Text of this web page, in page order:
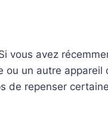
vous avez
ou un autre appareil
de repenser